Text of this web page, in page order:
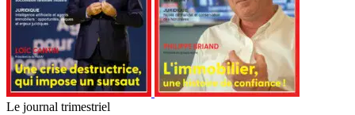
Le journal trimestriel